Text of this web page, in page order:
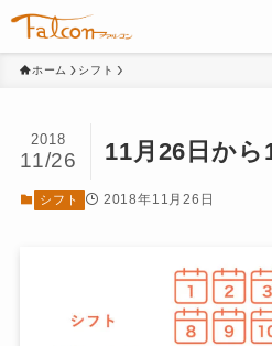
ホーム シフト
11月26日から
2018
11/26
シフト 2018年11月26日